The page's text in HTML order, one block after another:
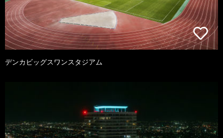
デンカビッグスワンスタジアム